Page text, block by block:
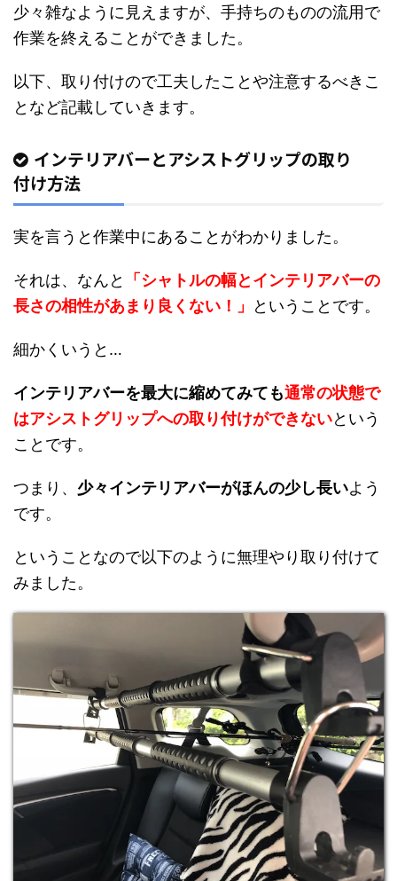
少々雑なように見えますが、手持ちのものの流用で
作業を終えることができました。
以下、取り付けので工夫したことや注意するべきこ
となど記載していきます。
インテリアバーとアシストグリップの取り
付け方法
実を言うと作業中にあることがわかりました。
それは、なんと
「シャトルの幅とインテリアバーの
長さの相性があまり良くない！」
ということです。
細かくいうと…
インテリアバーを最大に縮めてみても通常の状態で
はアシストグリップへの取り付けができないという
ことです。
つまり、 少々インテリアバーがほんの少し長いよう
です。
ということなので以下のように無理やり取り付けて
みました。